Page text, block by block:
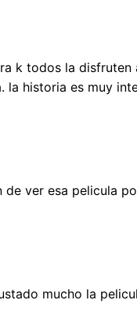
k todos la
la historia es muy
ver esa pelicula
mucho la